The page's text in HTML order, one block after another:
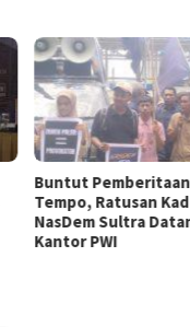
Buntut
Tempo, Ratusan
NasDem Sultra
Kantor PWI